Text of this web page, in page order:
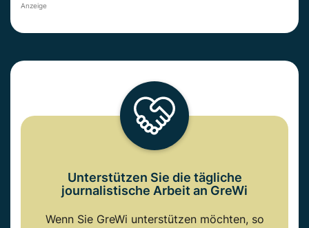
Anzeige
Unterstützen Sie die tägliche
journalistische Arbeit an GreWi
Wenn Sie GreWi unterstützen möchten, so